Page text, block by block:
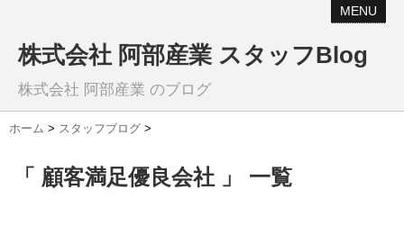
MENU
株式会社 阿部産業 スタッフBlog
株式会社 阿部産業 のブログ
ホーム > スタッフブログ >
「 顧客満足優良会社 」 一覧